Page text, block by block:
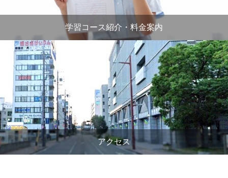
学習コース紹介・料金案内
アクセス